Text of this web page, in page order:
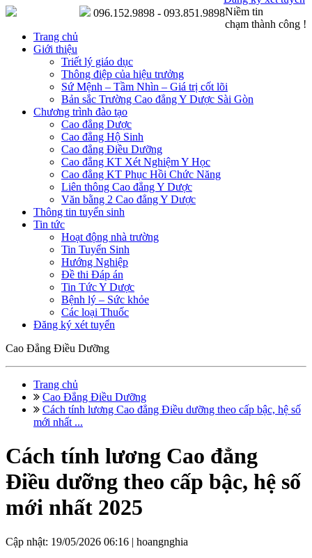
Niềm tin
chạm thành công !
096.152.9898 - 093.851.9898
Trang chủ
Giới thiệu
Triết lý giáo dục
Thông điệp của hiệu trưởng
Sứ Mệnh – Tầm Nhìn – Giá trị cốt lõi
Bản sắc Trường Cao đẳng Y Dược Sài Gòn
Chương trình đào tạo
Cao đẳng Dược
Cao đẳng Hộ Sinh
Cao đẳng Điều Dưỡng
Cao đẳng KT Xét Nghiệm Y Học
Cao đẳng KT Phục Hồi Chức Năng
Liên thông Cao đẳng Y Dược
Văn bằng 2 Cao đẳng Y Dược
Thông tin tuyển sinh
Tin tức
Hoạt động nhà trường
Tin Tuyển Sinh
Hướng Nghiệp
Đề thi Đáp án
Tin Tức Y Dược
Bệnh lý – Sức khỏe
Các loại Thuốc
Đăng ký xét tuyển
Cao Đẳng Điều Dưỡng
Trang chủ
Cao Đẳng Điều Dưỡng
Cách tính lương Cao đẳng Điều dưỡng theo cấp bậc, hệ số
mới nhất ...
Cách tính lương Cao đẳng
Điều dưỡng theo cấp bậc, hệ số
mới nhất 2025
Cập nhật: 19/05/2026 06:16 | hoangnghia